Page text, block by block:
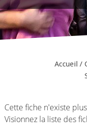
Accueil /
Cette fiche n'existe
Visionnez la liste des